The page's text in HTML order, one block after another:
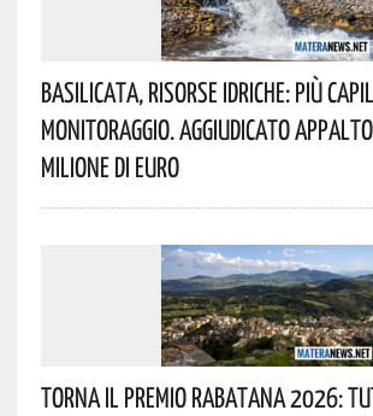
Basilicata, Risorse Idriche: Più
Monitoraggio. Aggiudicato
Milione Di Euro
Torna Il Premio Rabatana 2026: